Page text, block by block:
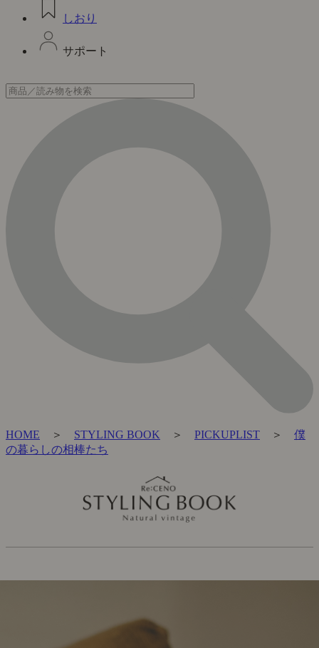
しおり
サポート
HOME ＞ STYLING BOOK ＞ PICKUPLIST ＞ 僕
の暮らしの相棒たち